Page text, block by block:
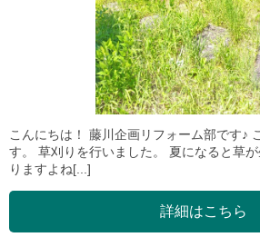
こんにちは！ 藤川企画リフォーム部です♪
す。 草刈りを行いました。 夏になると草
りますよね[...]
詳細はこちら